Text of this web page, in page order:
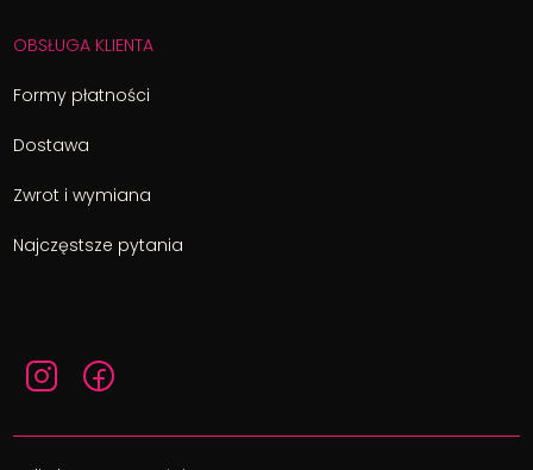
OBSŁUGA KLIENTA
Formy płatności
Dostawa
Zwrot i wymiana
Najczęstsze pytania